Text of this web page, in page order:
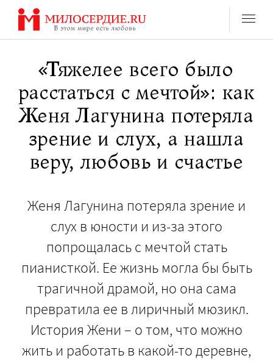
Перейти
содержанию
«Тяжелее всего было
расстаться с мечтой»: как
Женя Лагунина потеряла
зрение и слух, а нашла
веру, любовь и счастье
Женя Лагунина потеряла зрение и
слух в юности и из-за этого
попрощалась с мечтой стать
пианисткой. Ее жизнь могла бы быть
трагичной драмой, но она сама
превратила ее в лиричный мюзикл.
История Жени – о том, что можно
жить и работать в какой-то деревне,